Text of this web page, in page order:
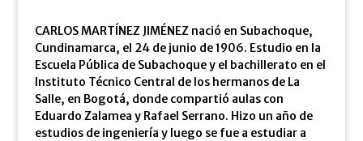
CARLOS MARTÍNEZ JIMÉNEZ nació en Subachoque,
Cundinamarca, el 24 de junio de 1906. Estudio en la
Escuela Pública de Subachoque y el bachillerato en el
Instituto Técnico Central de los hermanos de La
Salle, en Bogotá, donde compartió aulas con
Eduardo Zalamea y Rafael Serrano. Hizo un año de
estudios de ingeniería y luego se fue a estudiar a